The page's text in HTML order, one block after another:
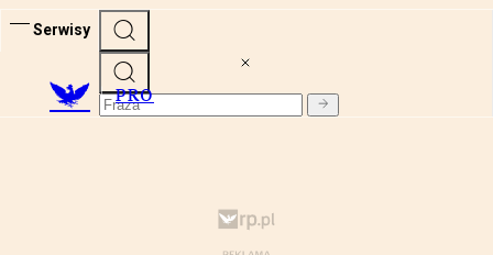
Serwisy
PRO